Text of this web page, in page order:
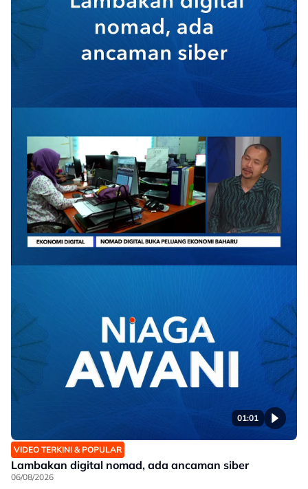
01:01
VIDEO TERKINI & POPULAR
Lambakan digital nomad, ada ancaman siber
06/08/2026